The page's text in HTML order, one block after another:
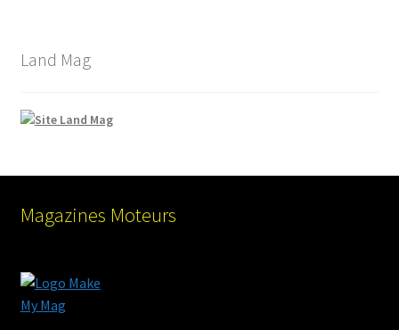
Land Mag
Magazines Moteurs